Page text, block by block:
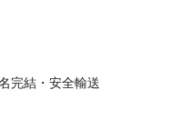
完結・安全輸送